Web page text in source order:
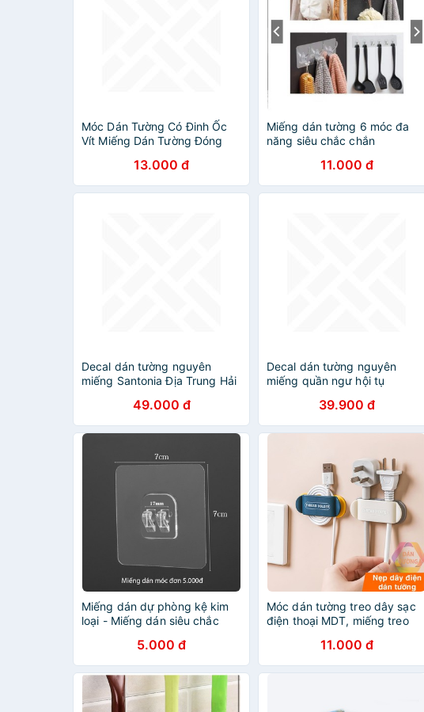
Móc Dán Tường Có Đinh Ốc
Vít Miếng Dán Tường Đóng
13.000 đ
Miếng dán tường 6 móc đa
năng siêu chắc chắn
11.000 đ
Decal dán tường nguyên
miếng Santonia Địa Trung Hải
49.000 đ
Decal dán tường nguyên
miếng quần ngư hội tụ
39.900 đ
Miếng dán dự phòng kệ kim
loại - Miếng dán siêu chắc
5.000 đ
Móc dán tường treo dây sạc
điện thoại MDT, miếng treo
11.000 đ